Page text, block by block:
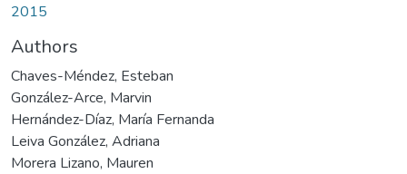
2015
Authors
Chaves-Méndez, Esteban
González-Arce, Marvin
Hernández-Díaz, María Fernanda
Leiva González, Adriana
Morera Lizano, Mauren